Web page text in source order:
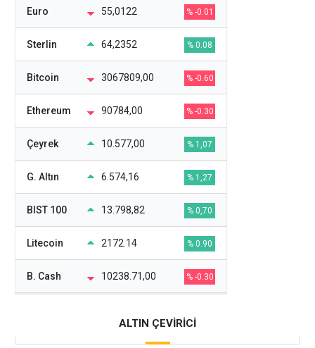
Euro 55,0122 % -0.01
Sterlin 64,2352 % 0.08
Bitcoin 3067809,00 % -0.60
Ethereum 90784,00 % -0.30
Çeyrek 10.577,00 % 1,07
G. Altın 6.574,16 % 1,27
BIST 100 13.798,82 % 0,70
Litecoin 2172.14 % 0.90
B. Cash 10238.71,00 % -0.30
ALTIN ÇEVİRİCİ